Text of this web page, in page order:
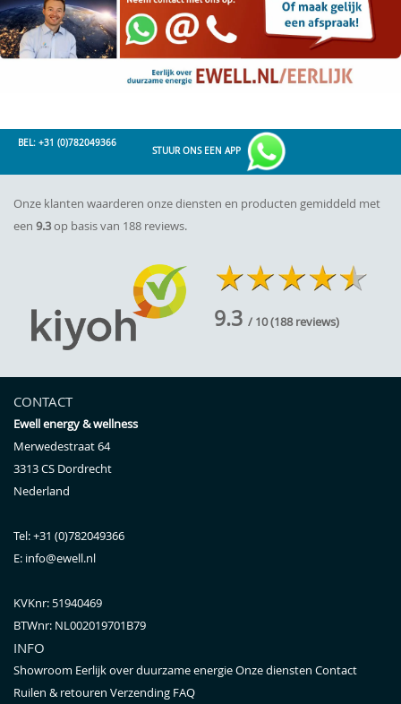
BEL: +31 (0)782049366
STUUR ONS EEN APP
Onze klanten waarderen onze diensten en producten gemiddeld met
een 9.3op basis van 188 reviews.
9.3 / 10(188reviews)
CONTACT
Ewell energy & wellness
Merwedestraat 64
3313 CS Dordrecht
Nederland
Tel:+31 (0)782049366
E: info@ewell.nl
KVKnr: 51940469
BTWnr: NL002019701B79
INFO
Showroom Eerlijk over duurzame energieOnze diensten Contact
Ruilen & retouren Verzending FAQ